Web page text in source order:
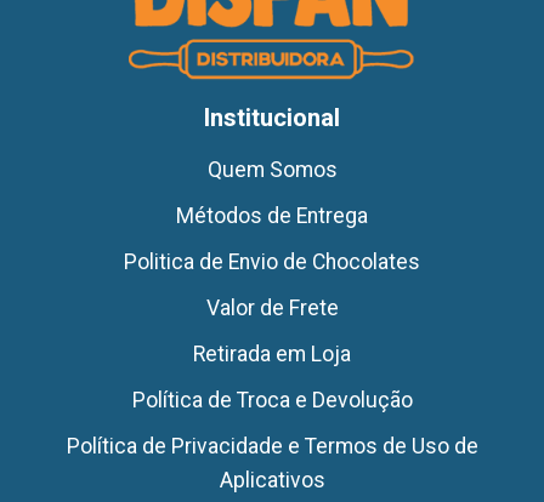
Institucional
Quem Somos
Métodos de Entrega
Politica de Envio de Chocolates
Valor de Frete
Retirada em Loja
Política de Troca e Devolução
Política de Privacidade e Termos de Uso de
Aplicativos